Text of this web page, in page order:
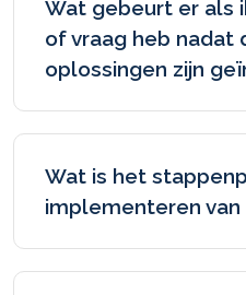
behoeften,
huidige IT-
baseren we niet
oplossingen, maar
advies dat specifiek
jouw branche en
Wat gebeurt er als
of vraag heb nadat
oplossingen zijn
voor je klaar. We
klantgericht
dat je als klant
ticket of IT-
Wat is het
implementeren